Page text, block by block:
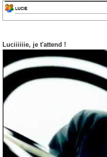
Luciiiiiie, je t'attend !